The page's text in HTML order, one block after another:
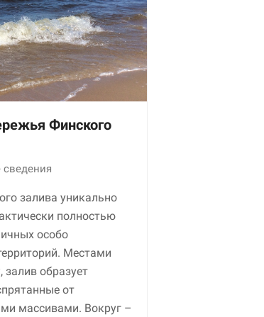
Финского
залива уникально
полностью
особо
Местами
залив образует
от
массивами. Вокруг –
Использование
обязательно. Они
функционирования
веб-сайта.
аналитика
Для того чтобы